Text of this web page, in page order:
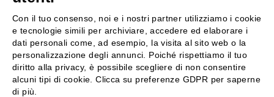
Resi e rimborsi
Pagamenti
Spedizione
Condizioni generali di vendita
Privacy Policy
Chi siamo
Contattaci
Negozi
Attiva la Rossi Card
Con il tuo consenso, noi e i nostri partner utilizziamo i cookie
e tecnologie simili per archiviare, accedere ed elaborare i
dati personali come, ad esempio, la visita al sito web o la
personalizzazione degli annunci. Poiché rispettiamo il tuo
diritto alla privacy, è possibile scegliere di non consentire
alcuni tipi di cookie. Clicca su preferenze GDPR per saperne
di più.